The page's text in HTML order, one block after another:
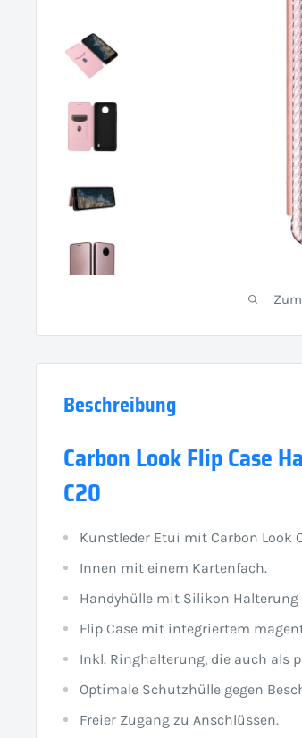
Beschreibung
Carbon Look Flip Case
C20
Kunstleder Etui mit Carbon Look
Innen mit einem Kartenfach.
Handyhülle mit Silikon Halterung
Flip Case mit integriertem
Inkl. Ringhalterung, die auch als
Optimale Schutzhülle gegen
Freier Zugang zu Anschlüssen.